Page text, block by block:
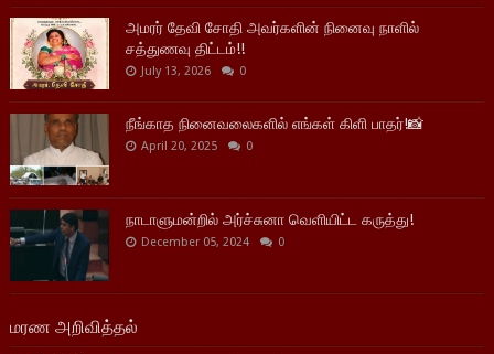
அமரர் தேவி சோதி அவர்களின் நினைவு நாளில்
சத்துணவு திட்டம்!!
July 13, 2026 0
நீங்காத நினைவலைகளில் எங்கள் கிளி பாதர்!📸
April 20, 2025 0
நாடாளுமன்றில் அர்ச்சுனா வெளியிட்ட கருத்து!
December 05, 2024 0
மரண அறிவித்தல்